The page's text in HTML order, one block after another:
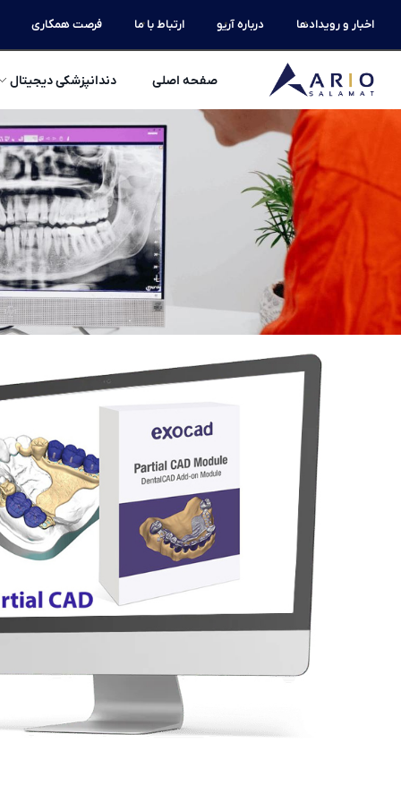
اخبار و رویدادها درباره آریو ارتباط با ما فرصت همکاری
آریو سلامت
دندانپزشکی دیجیتال، لوازم دندانپزشکی ، میلینگ، پرینتر سه بعدی، اسکنر داخل دهانی، اسکنر لابراتوری
صفحه اصلی دندانپزشکی دیجیتال